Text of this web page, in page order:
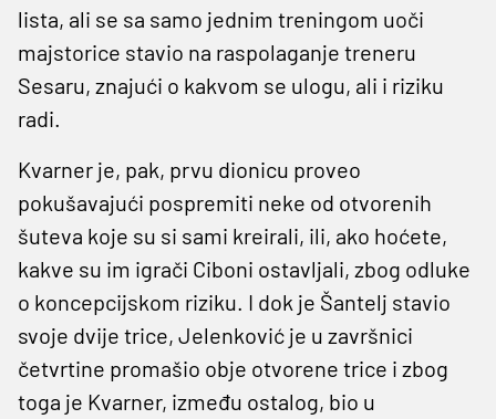
lista, ali se sa samo jednim treningom uoči
majstorice stavio na raspolaganje treneru
Sesaru, znajući o kakvom se ulogu, ali i riziku
radi.
Kvarner je, pak, prvu dionicu proveo
pokušavajući pospremiti neke od otvorenih
šuteva koje su si sami kreirali, ili, ako hoćete,
kakve su im igrači Ciboni ostavljali, zbog odluke
o koncepcijskom riziku. I dok je Šantelj stavio
svoje dvije trice, Jelenković je u završnici
četvrtine promašio obje otvorene trice i zbog
toga je Kvarner, između ostalog, bio u